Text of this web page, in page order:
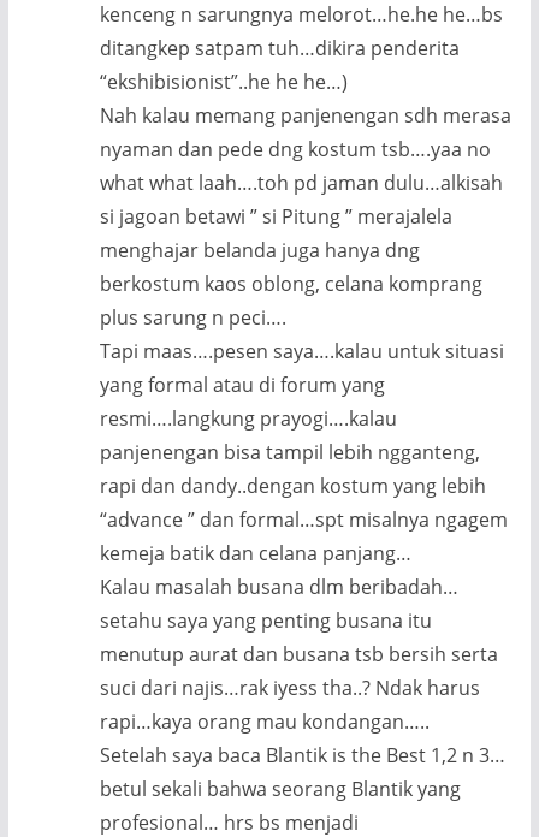
kenceng n sarungnya melorot…he.he he…bs
ditangkep satpam tuh…dikira penderita
“ekshibisionist”..he he he…)
Nah kalau memang panjenengan sdh merasa
nyaman dan pede dng kostum tsb….yaa no
what what laah….toh pd jaman dulu…alkisah
si jagoan betawi ” si Pitung ” merajalela
menghajar belanda juga hanya dng
berkostum kaos oblong, celana komprang
plus sarung n peci….
Tapi maas….pesen saya….kalau untuk situasi
yang formal atau di forum yang
resmi….langkung prayogi….kalau
panjenengan bisa tampil lebih ngganteng,
rapi dan dandy..dengan kostum yang lebih
“advance ” dan formal…spt misalnya ngagem
kemeja batik dan celana panjang…
Kalau masalah busana dlm beribadah…
setahu saya yang penting busana itu
menutup aurat dan busana tsb bersih serta
suci dari najis…rak iyess tha..? Ndak harus
rapi…kaya orang mau kondangan…..
Setelah saya baca Blantik is the Best 1,2 n 3…
betul sekali bahwa seorang Blantik yang
profesional… hrs bs menjadi